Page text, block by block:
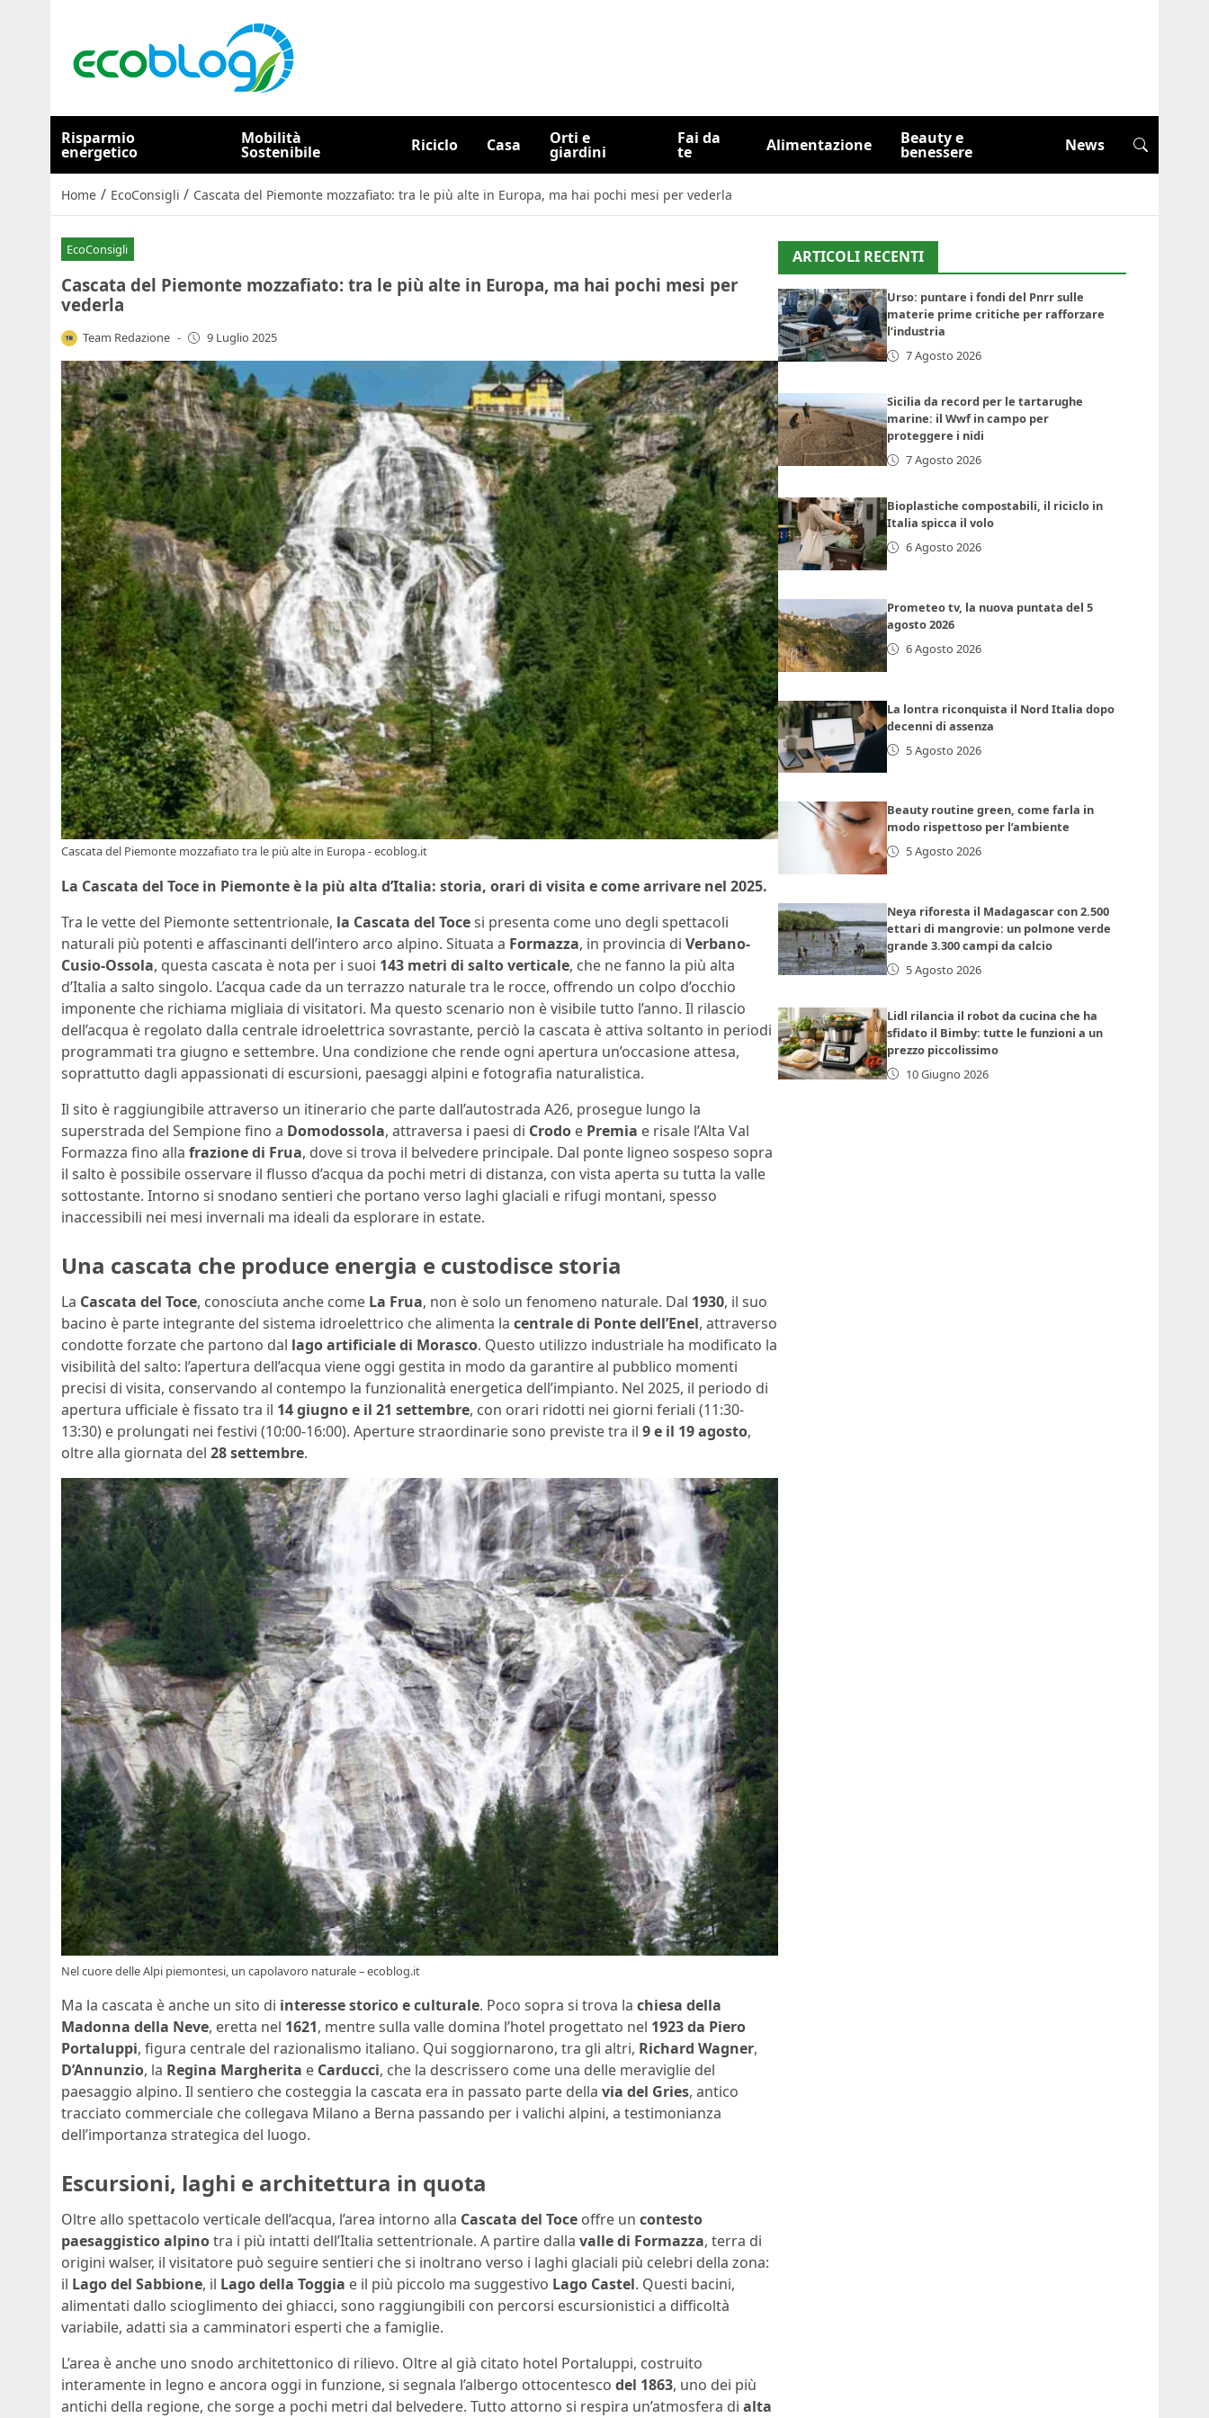
Risparmio
energetico
Mobilità
Sostenibile Riciclo Casa Orti e
giardini
Fai da
te Alimentazione Beauty e
benessere News
Home / EcoConsigli / Cascata del Piemonte mozzafiato: tra le più alte in Europa, ma hai pochi mesi per vederla
EcoConsigli
Cascata del Piemonte mozzafiato: tra le più alte in Europa, ma hai pochi mesi per
vederla
Team Redazione - 9 Luglio 2025
Cascata del Piemonte mozzafiato tra le più alte in Europa - ecoblog.it
La Cascata del Toce in Piemonte è la più alta d’Italia: storia, orari di visita e come arrivare nel 2025.
Tra le vette del Piemonte settentrionale, la Cascata del Tocesi presenta come uno degli spettacoli
naturali più potenti e affascinanti dell’intero arco alpino. Situata a Formazza, in provincia di Verbano-
Cusio-Ossola, questa cascata è nota per i suoi 143 metri di salto verticale, che ne fanno la più alta
d’Italia a salto singolo. L’acqua cade da un terrazzo naturale tra le rocce, offrendo un colpo d’occhio
imponente che richiama migliaia di visitatori. Ma questo scenario non è visibile tutto l’anno. Il rilascio
dell’acqua è regolato dalla centrale idroelettrica sovrastante, perciò la cascata è attiva soltanto in periodi
programmati tra giugno e settembre. Una condizione che rende ogni apertura un’occasione attesa,
soprattutto dagli appassionati di escursioni, paesaggi alpini e fotografia naturalistica.
Il sito è raggiungibile attraverso un itinerario che parte dall’autostrada A26, prosegue lungo la
superstrada del Sempione fino a Domodossola, attraversa i paesi di Crodo e Premia e risale l’Alta Val
Formazza fino alla frazione di Frua, dove si trova il belvedere principale. Dal ponte ligneo sospeso sopra
il salto è possibile osservare il flusso d’acqua da pochi metri di distanza, con vista aperta su tutta la valle
sottostante. Intorno si snodano sentieri che portano verso laghi glaciali e rifugi montani, spesso
inaccessibili nei mesi invernali ma ideali da esplorare in estate.
Una cascata che produce energia e custodisce storia
La Cascata del Toce, conosciuta anche come La Frua, non è solo un fenomeno naturale. Dal 1930, il suo
bacino è parte integrante del sistema idroelettrico che alimenta la centrale di Ponte dell’Enel, attraverso
condotte forzate che partono dal lago artificiale di Morasco. Questo utilizzo industriale ha modificato la
visibilità del salto: l’apertura dell’acqua viene oggi gestita in modo da garantire al pubblico momenti
precisi di visita, conservando al contempo la funzionalità energetica dell’impianto. Nel 2025, il periodo di
apertura ufficiale è fissato tra il 14 giugno e il 21 settembre, con orari ridotti nei giorni feriali (11:30-
13:30) e prolungati nei festivi (10:00-16:00). Aperture straordinarie sono previste tra il 9 e il 19 agosto,
oltre alla giornata del 28 settembre.
Nel cuore delle Alpi piemontesi, un capolavoro naturale – ecoblog.it
Ma la cascata è anche un sito di interesse storico e culturale. Poco sopra si trova la chiesa della
Madonna della Neve, eretta nel 1621, mentre sulla valle domina l’hotel progettato nel 1923 da Piero
Portaluppi, figura centrale del razionalismo italiano. Qui soggiornarono, tra gli altri, Richard Wagner,
D’Annunzio, la Regina Margherita e Carducci, che la descrissero come una delle meraviglie del
paesaggio alpino. Il sentiero che costeggia la cascata era in passato parte della via del Gries, antico
tracciato commerciale che collegava Milano a Berna passando per i valichi alpini, a testimonianza
dell’importanza strategica del luogo.
Escursioni, laghi e architettura in quota
Oltre allo spettacolo verticale dell’acqua, l’area intorno alla Cascata del Toce offre un contesto
paesaggistico alpinotra i più intatti dell’Italia settentrionale. A partire dalla valle di Formazza, terra di
origini walser, il visitatore può seguire sentieri che si inoltrano verso i laghi glaciali più celebri della zona:
il Lago del Sabbione, il Lago della Toggia e il più piccolo ma suggestivo Lago Castel. Questi bacini,
alimentati dallo scioglimento dei ghiacci, sono raggiungibili con percorsi escursionistici a difficoltà
variabile, adatti sia a camminatori esperti che a famiglie.
L’area è anche uno snodo architettonico di rilievo. Oltre al già citato hotel Portaluppi, costruito
interamente in legno e ancora oggi in funzione, si segnala l’albergo ottocentesco del 1863, uno dei più
antichi della regione, che sorge a pochi metri dal belvedere. Tutto attorno si respira un’atmosfera di alta
ARTICOLI RECENTI
Urso: puntare i fondi del Pnrr sulle
materie prime critiche per rafforzare
l’industria
7 Agosto 2026
Sicilia da record per le tartarughe
marine: il Wwf in campo per
proteggere i nidi
7 Agosto 2026
Bioplastiche compostabili, il riciclo in
Italia spicca il volo
6 Agosto 2026
Prometeo tv, la nuova puntata del 5
agosto 2026
6 Agosto 2026
La lontra riconquista il Nord Italia dopo
decenni di assenza
5 Agosto 2026
Beauty routine green, come farla in
modo rispettoso per l’ambiente
5 Agosto 2026
Neya riforesta il Madagascar con 2.500
ettari di mangrovie: un polmone verde
grande 3.300 campi da calcio
5 Agosto 2026
Lidl rilancia il robot da cucina che ha
sfidato il Bimby: tutte le funzioni a un
prezzo piccolissimo
10 Giugno 2026